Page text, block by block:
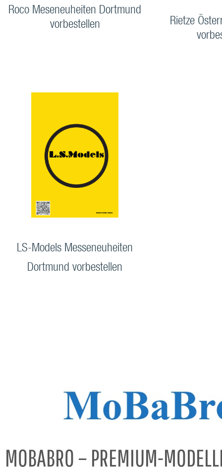
Roco Meseneuheiten Dortmund
vorbestellen
Rietze
LS-Models Messeneuheiten
Dortmund vorbestellen
MOBABRO – PREMIUM-